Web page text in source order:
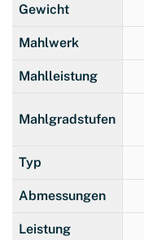
Gewicht
Mahlwerk
Mahlleistung
Mahlgradstufen
Typ
Abmessungen
Leistung